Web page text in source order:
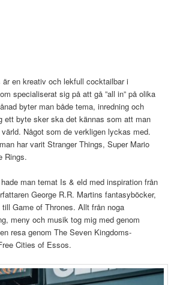
en kreativ och lekfull cocktailbar i
specialiserat sig på att gå ”all in” på olika
byter man både tema, inredning och
ett byte sker ska det kännas som att man
Något som de verkligen lyckas med.
har varit Stranger Things, Super Mario
Rings.
man temat Is & eld med inspiration från
George R.R. Martins fantasyböcker,
Game of Thrones. Allt från noga
meny och musik tog mig med genom
resa genom The Seven Kingdoms-
Cities of Essos.